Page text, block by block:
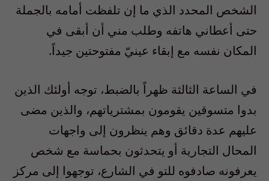
الشخص المحدد الذي ما إن تلفظت أمامه بالجملة
حتى أعطاني هاتفه وطلب مني أن أبقى في
المكان نفسه مع إبقاء عينيّ مفتوحتين جيداً.
في الساعة الثالثة ظهراً بالضبط، توجه أولئك الذين
بدوا متسوقين يقومون بمشترياتهم، والذين مضى
عليهم عدة دقائق وهم ينظرون إلى واجهات
المحال التجارية أو يتحدثون بحماسة مع شخص
يعرفونه صادفوه للتو في الشارع، توجهوا إلى مركز